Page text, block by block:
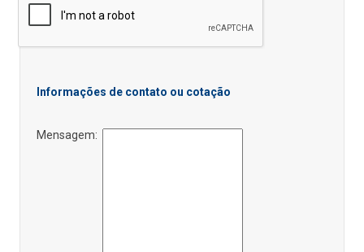
Informações de contato ou cotação
Mensagem: